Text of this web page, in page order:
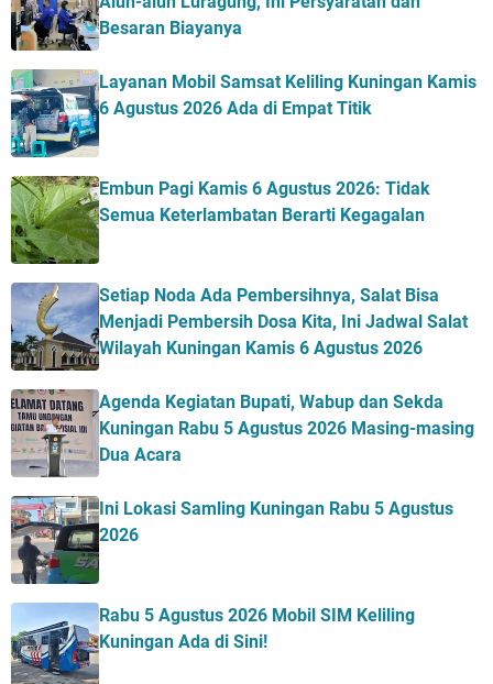
Besaran Biayanya
Layanan Mobil Samsat Keliling Kuningan Kamis
6 Agustus 2026 Ada di Empat Titik
Embun Pagi Kamis 6 Agustus 2026: Tidak
Semua Keterlambatan Berarti Kegagalan
Setiap Noda Ada Pembersihnya, Salat Bisa
Menjadi Pembersih Dosa Kita, Ini Jadwal Salat
Wilayah Kuningan Kamis 6 Agustus 2026
Agenda Kegiatan Bupati, Wabup dan Sekda
Kuningan Rabu 5 Agustus 2026 Masing-masing
Dua Acara
Ini Lokasi Samling Kuningan Rabu 5 Agustus
2026
Rabu 5 Agustus 2026 Mobil SIM Keliling
Kuningan Ada di Sini!